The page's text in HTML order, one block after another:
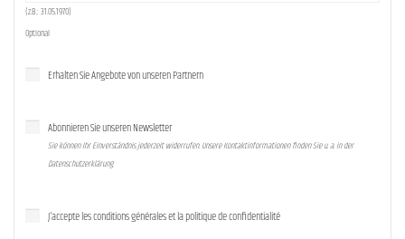
(z.B.: 31.05.1970)
Optional
Erhalten Sie Angebote von unseren Partnern
Abonnieren Sie unseren Newsletter
Sie können Ihr Einverständnis jederzeit widerrufen. Unsere Kontaktinformationen finden Sie u. a. in der
Datenschutzerklärung.
J'accepte les conditions générales et la politique de confidentialité